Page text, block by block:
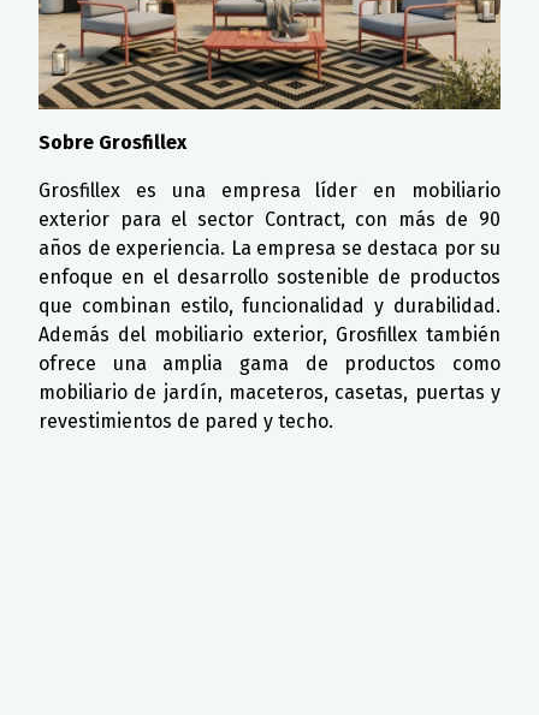
Sobre Grosfillex
Grosfillex es una empresa líder en mobiliario
exterior para el sector Contract, con más de 90
años de experiencia. La empresa se destaca por su
enfoque en el desarrollo sostenible de productos
que combinan estilo, funcionalidad y durabilidad.
Además del mobiliario exterior, Grosfillex también
ofrece una amplia gama de productos como
mobiliario de jardín, maceteros, casetas, puertas y
revestimientos de pared y techo.